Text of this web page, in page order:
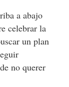
a abajo
celebrar la
un plan
no querer